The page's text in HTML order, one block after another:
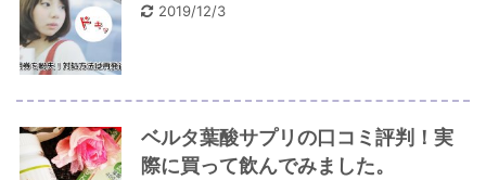
2019/12/3
ベルタ葉酸サプリの口コミ評判！実
際に買って飲んでみました。